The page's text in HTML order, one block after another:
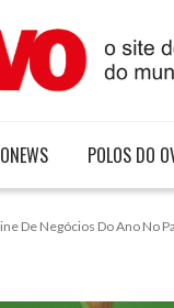
POLOS DO
De Negócios Do Ano No